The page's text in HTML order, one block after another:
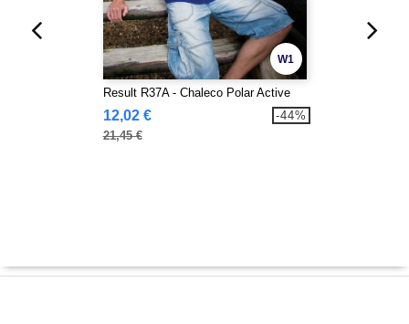
W1
Result R37A - Chaleco Polar Active
12,02 €
21,45 €
-44%